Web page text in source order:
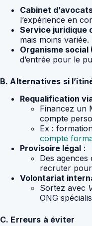
Cabinet
l’expérience en
Service juridique
mais moins variée.
Organisme social
d’entrée pour le
B. Alternatives si
Requalification
Financez un
compte
Ex :
compte
Provisoire légal :
Des agences
recruter
Volontariat
Sortez avec
ONG
C. Erreurs à éviter